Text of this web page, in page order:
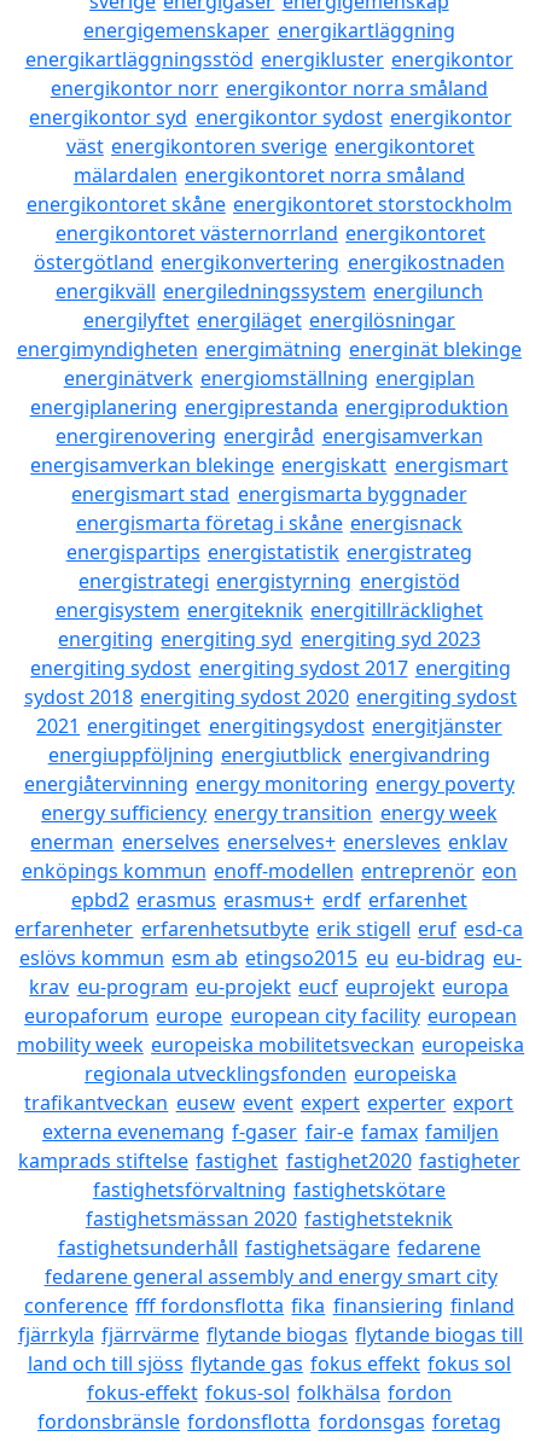
energigemenskaper energikartläggning
energikartläggningsstöd energikluster energikontor
energikontor norr energikontor norra småland
energikontor syd energikontor sydost energikontor
väst energikontoren sverige energikontoret
mälardalen energikontoret norra småland
energikontoret skåne energikontoret storstockholm
energikontoret västernorrland energikontoret
östergötland energikonvertering energikostnaden
energikväll energiledningssystem energilunch
energilyftet energiläget energilösningar
energimyndigheten energimätning energinät blekinge
energinätverk energiomställning energiplan
energiplanering energiprestanda energiproduktion
energirenovering energiråd energisamverkan
energisamverkan blekinge energiskatt energismart
energismart stad energismarta byggnader
energismarta företag i skåne energisnack
energispartips energistatistik energistrateg
energistrategi energistyrning energistöd
energisystem energiteknik energitillräcklighet
energiting energiting syd energiting syd 2023
energiting sydost energiting sydost 2017 energiting
sydost 2018 energiting sydost 2020 energiting sydost
2021 energitinget energitingsydost energitjänster
energiuppföljning energiutblick energivandring
energiåtervinning energy monitoring energy poverty
energy sufficiency energy transition energy week
enerman enerselves enerselves+ enersleves enklav
enköpings kommun enoff-modellen entreprenör eon
epbd2 erasmus erasmus+ erdf erfarenhet
erfarenheter erfarenhetsutbyte erik stigell eruf esd-ca
eslövs kommun esm ab etingso2015 eu eu-bidrag eu-
krav eu-program eu-projekt eucf euprojekt europa
europaforum europe european city facility european
mobility week europeiska mobilitetsveckan europeiska
regionala utvecklingsfonden europeiska
trafikantveckan eusew event expert experter export
externa evenemang f-gaser fair-e famax familjen
kamprads stiftelse fastighet fastighet2020 fastigheter
fastighetsförvaltning fastighetskötare
fastighetsmässan 2020 fastighetsteknik
fastighetsunderhåll fastighetsägare fedarene
fedarene general assembly and energy smart city
conference fff fordonsflotta fika finansiering finland
fjärrkyla fjärrvärme flytande biogas flytande biogas till
land och till sjöss flytande gas fokus effekt fokus sol
fokus-effekt fokus-sol folkhälsa fordon
fordonsbränsle fordonsflotta fordonsgas foretag